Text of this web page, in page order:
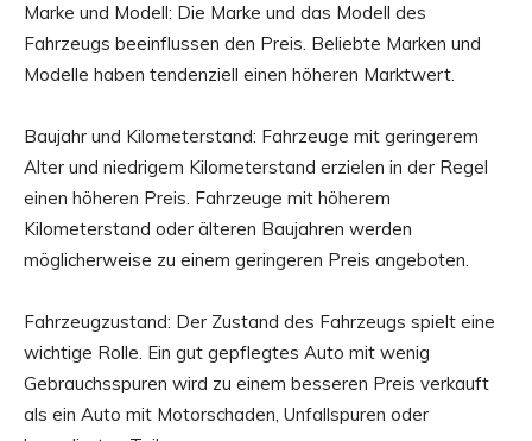
Marke und Modell: Die Marke und das Modell des
Fahrzeugs beeinflussen den Preis. Beliebte Marken und
Modelle haben tendenziell einen höheren Marktwert.
Baujahr und Kilometerstand: Fahrzeuge mit geringerem
Alter und niedrigem Kilometerstand erzielen in der Regel
einen höheren Preis. Fahrzeuge mit höherem
Kilometerstand oder älteren Baujahren werden
möglicherweise zu einem geringeren Preis angeboten.
Fahrzeugzustand: Der Zustand des Fahrzeugs spielt eine
wichtige Rolle. Ein gut gepflegtes Auto mit wenig
Gebrauchsspuren wird zu einem besseren Preis verkauft
als ein Auto mit Motorschaden, Unfallspuren oder